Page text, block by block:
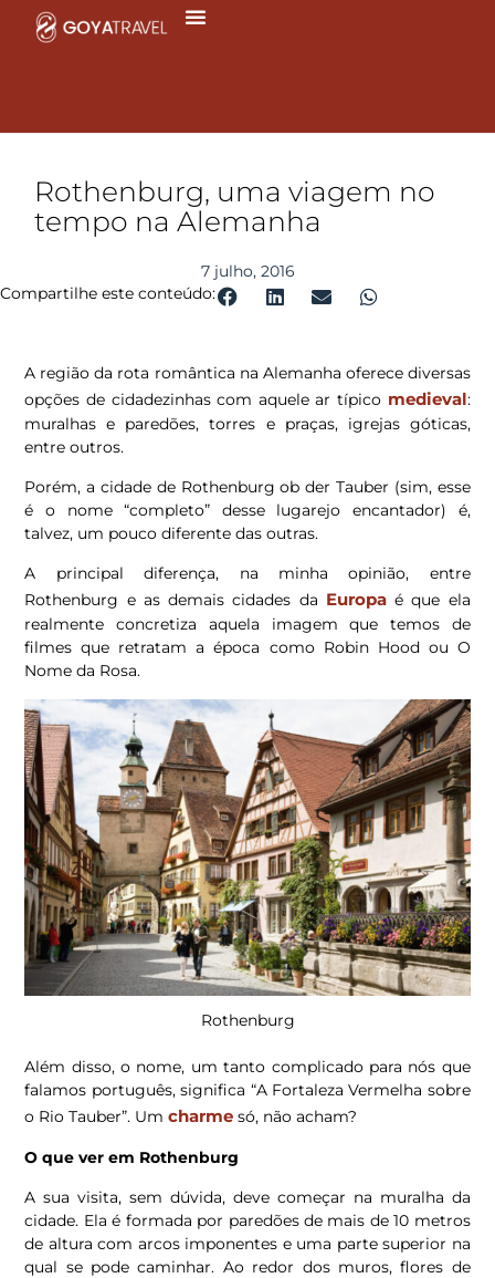
Rothenburg, uma viagem no
tempo na Alemanha
7 julho, 2016
Compartilhe este conteúdo:
A região da rota romântica na Alemanha oferece diversas
opções de cidadezinhas com aquele ar típico medieval:
muralhas e paredões, torres e praças, igrejas góticas,
entre outros.
Porém, a cidade de Rothenburg ob der Tauber (sim, esse
é o nome “completo” desse lugarejo encantador) é,
talvez, um pouco diferente das outras.
A principal diferença, na minha opinião, entre
Rothenburg e as demais cidades da Europaé que ela
realmente concretiza aquela imagem que temos de
filmes que retratam a época como Robin Hood ou O
Nome da Rosa.
Rothenburg
Além disso, o nome, um tanto complicado para nós que
falamos português, significa “A Fortaleza Vermelha sobre
o Rio Tauber”. Um charme só, não acham?
O que ver em Rothenburg
A sua visita, sem dúvida, deve começar na muralha da
cidade. Ela é formada por paredões de mais de 10 metros
de altura com arcos imponentes e uma parte superior na
qual se pode caminhar. Ao redor dos muros, flores de